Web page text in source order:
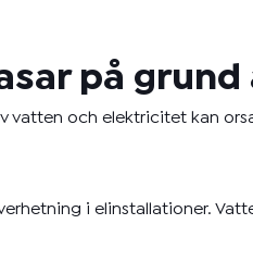
på grund
vatten och elektricitet kan
i elinstallationer.